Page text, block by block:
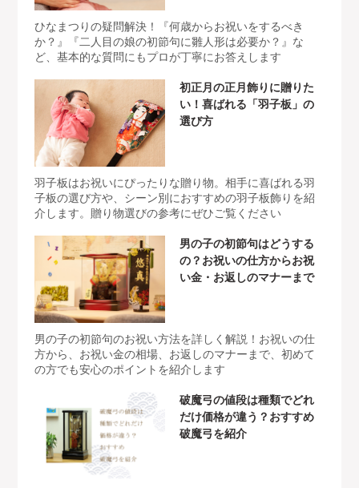
ひなまつりの疑問解決！『何歳からお祝いをするべき
か？』『二人目の娘の初節句に雛人形は必要か？』な
ど、基本的な質問にもプロが丁寧にお答えします
初正月の正月飾りに贈りた
い！喜ばれる「羽子板」の
選び方
羽子板はお祝いにぴったりな贈り物。相手に喜ばれる羽
子板の選び方や、シーン別におすすめの羽子板飾りを紹
介します。贈り物選びの参考にぜひご覧ください
男の子の初節句はどうする
の？お祝いの仕方からお祝
い金・お返しのマナーまで
男の子の初節句のお祝い方法を詳しく解説！お祝いの仕
方から、お祝い金の相場、お返しのマナーまで、初めて
の方でも安心のポイントを紹介します
破魔弓の値段は種類でどれ
だけ価格が違う？おすすめ
破魔弓を紹介